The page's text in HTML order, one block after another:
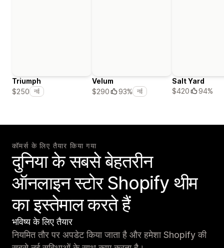
Triumph
$250
नई
Velum
$290
93% नई
Salt Yard
$420
94%
कॉमर्स के लिए तैयार किया गया
दुनिया के सबसे बेहतरीन
ऑनलाइन स्टोर Shopify थीम
का इस्तेमाल करते हैं
भविष्य के लिए तैयार
नियमित तौर पर अपडेट किया जाता है और हमेशा Shopify की